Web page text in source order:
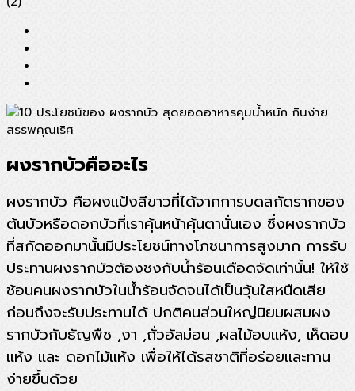
ผงรากบัวคืออะไร
ผงรากบัว คือผงแป้งสีขาวที่ได้จากการบดสกัดรากของ
ต้นบัวหรือดอกบัวที่เราคุ้นหน้าคุ้นตานั่นเอง ซึ่งผงรากบัว
ที่สกัดออกมานั้นมีประโยชน์ทางโภชนาการสูงมาก การรับ
ประทานผงรากบัวต้องชงกับน้ำร้อนเดือดจัดเท่านั้น! ให้ใช้
ช้อนคนผงรากบัวในน้ำร้อนจัดจนได้เป็นวุ้นใสหนืดเสีย
ก่อนถึงจะรับประทานได้ ปกติคนส่วนใหญ่นิยมผสมผง
รากบัวกับธัญพืช ,งา ,ถั่วอัลม่อน ,ผลไม้อบแห้ง, เห็ดอบ
แห้ง และ ดอกไม้แห้ง เพื่อให้ได้รสชาติที่อร่อยและทาน
ง่ายขึ้นด้วย